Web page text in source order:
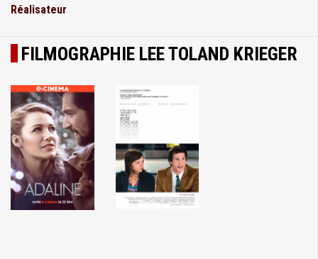
Réalisateur
FILMOGRAPHIE LEE TOLAND KRIEGER